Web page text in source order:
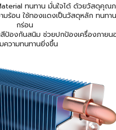
ทนทาน มั่นใจได้ ด้วยวัสดุคุณ
ามร้อน ใช้ทองแดงเป็นวัสดุหลัก ทนทา
กร่อน
ป้องกันสนิม ช่วยปกป้องเครื่องภายน
ความทนทานยิ่งขึ้น